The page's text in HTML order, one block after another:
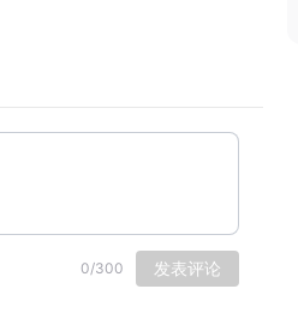
0/300 发表评论